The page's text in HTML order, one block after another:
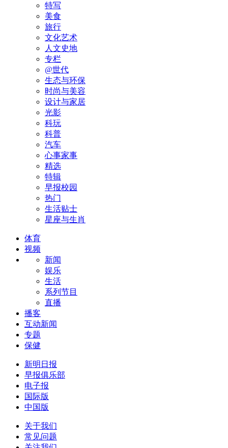
特写
美食
旅行
文化艺术
人文史地
专栏
@世代
生态与环保
时尚与美容
设计与家居
光影
科玩
科普
汽车
心事家事
精选
特辑
早报校园
热门
生活贴士
星座与生肖
体育
视频
新闻
娱乐
生活
系列节目
直播
播客
互动新闻
专题
保健
新明日报
早报俱乐部
电子报
国际版
中国版
关于我们
常见问题